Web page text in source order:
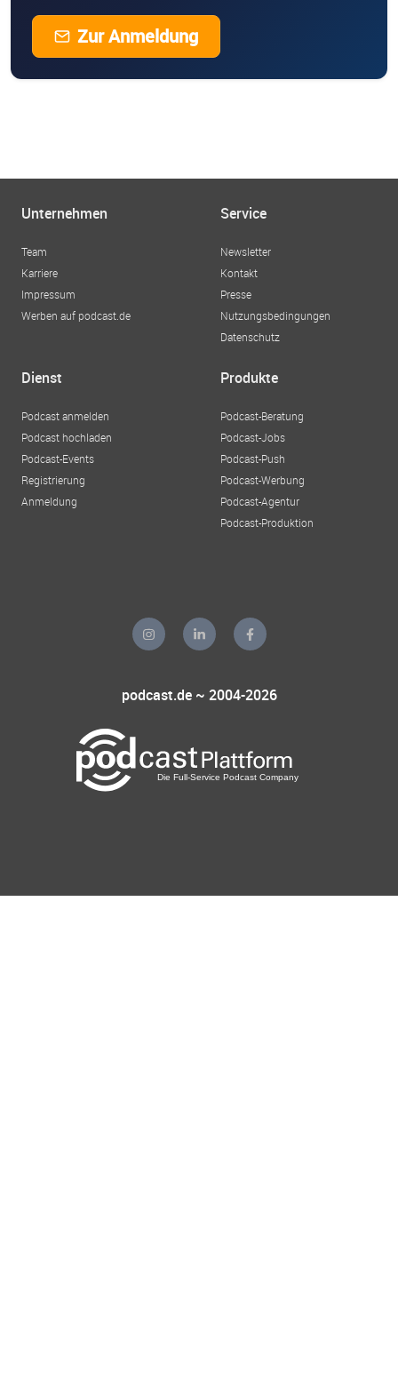
Zur Anmeldung
Unternehmen
Team
Karriere
Impressum
Werben auf podcast.de
Service
Newsletter
Kontakt
Presse
Nutzungsbedingungen
Datenschutz
Dienst
Podcast anmelden
Podcast hochladen
Podcast-Events
Registrierung
Anmeldung
Produkte
Podcast-Beratung
Podcast-Jobs
Podcast-Push
Podcast-Werbung
Podcast-Agentur
Podcast-Produktion
podcast.de ~ 2004-2026